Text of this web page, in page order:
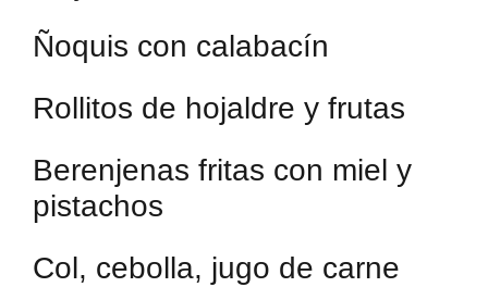
Ñoquis con calabacín
Rollitos de hojaldre y frutas
Berenjenas fritas con miel y
pistachos
Col, cebolla, jugo de carne